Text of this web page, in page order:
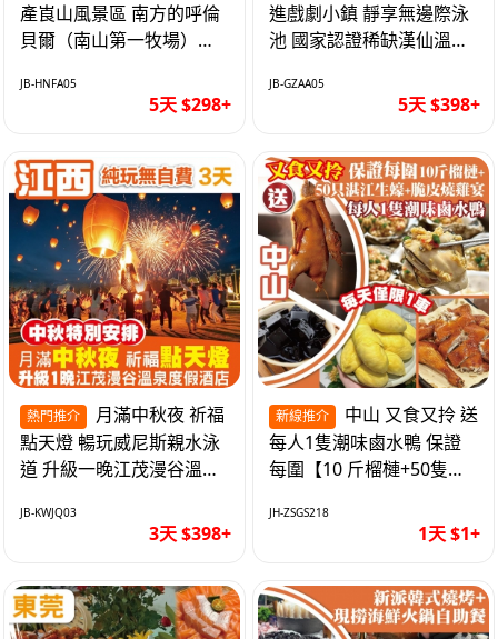
產崀山風景區 南方的呼倫
貝爾（南山第一牧場）夜
巴士5天
JB-HNFA05
5天 $298+
進戲劇小鎮 靜享無邊際泳
池 國家認證稀缺漢仙溫泉
天
JB-GZAA05
5天 $398+
熱門推介
點天燈 暢玩威尼斯親水泳
道 升級一晚江茂漫谷溫泉
純玩3天
JB-KWJQ03
3天 $398+
新線推介
每人1隻潮味鹵水鴨 保證
每圍【10 斤榴槤+50隻湛
1天
JH-ZSGS218
1天 $1+